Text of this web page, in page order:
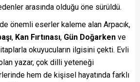
arasında olduğu öne sürüldü.
önemli eserler kaleme alan Arpacık,
, Kan Fırtınası, Gün Doğarken ve
okuyucuların ilgisini çekti. Evli
yazar, çok dilli yeteneği
hem de kişisel hayatında farklı